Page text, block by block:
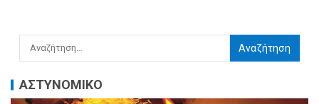
ΑΣΤΥΝΟΜΙΚΟ